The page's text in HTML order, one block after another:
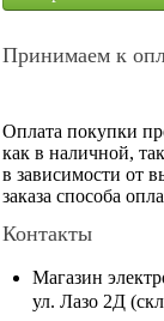
Принимаем к
Оплата покупки
как в наличной,
в зависимости от
заказа способа
Контакты
Магазин
ул. Лазо 2Д